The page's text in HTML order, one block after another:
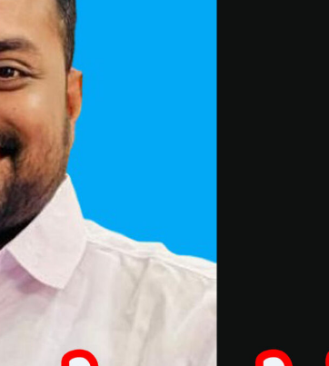
വാർത്തകൾ
മന്ത്രി അനൂപ് ജേക്കബ്
നാളെ
പാടിയോട്ടുചാലില്‍
മാവേലി സൂപ്പര്‍ സ്റ്റോര്‍
ഉദ്ഘാടനം ചെയ്യും.
admin3